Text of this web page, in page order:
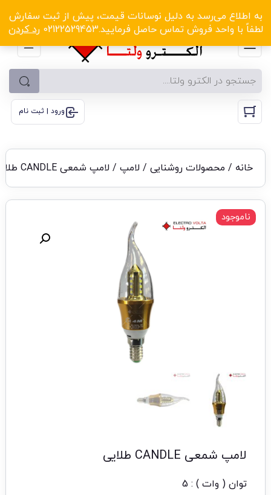
به اطلاع می‌رسد به دلیل نوسانات قیمت، پیش از ثبت سفارش
لطفاً با واحد فروش تماس حاصل فرمایید.02122529453
رد کردن
الکترو ولتا با تخفیف‌های شگفت‌انگیز! کلیک کنید
ورود | ثبت نام
خانه / محصولات روشنایی/ لامپ/ لامپ شمعی CANDLE طلایی
لامپ شمعی CANDLE طلایی
توان ( وات ) : 5
ناموجود